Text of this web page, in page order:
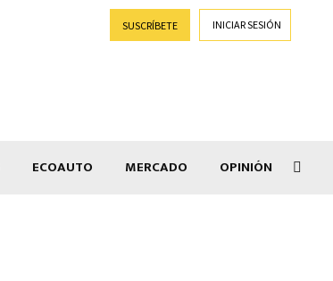
SUSCRÍBETE INICIAR SESIÓN
ECOAUTO MERCADO OPINIÓN